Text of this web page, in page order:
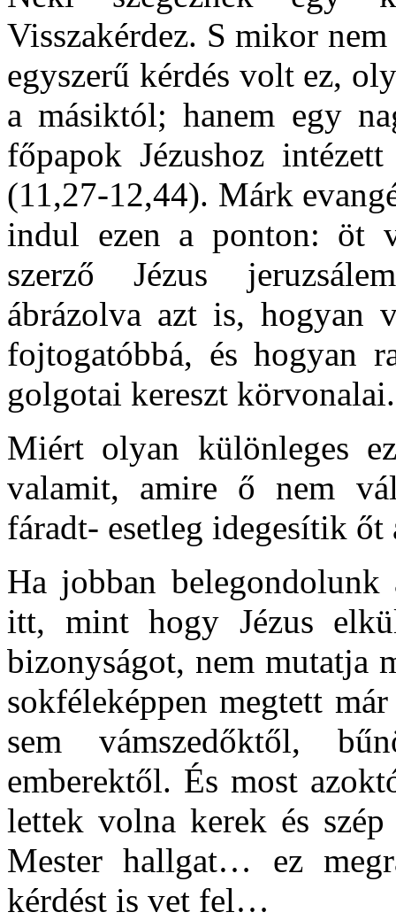
Visszakérdez. S mikor
egyszerű kérdés volt ez,
a másiktól; hanem egy
főpapok Jézushoz
(11,27-12,44). Márk
indul ezen a ponton: öt
szerző Jézus
ábrázolva azt is, hogyan
fojtogatóbbá, és hogyan
golgotai kereszt körvonalai.
Miért olyan különleges
valamit, amire ő nem
fáradt- esetleg idegesítik
Ha jobban belegondolunk
itt, mint hogy Jézus
bizonyságot, nem mutatja
sokféleképpen megtett
sem vámszedőktől,
emberektől. És most
lettek volna kerek és
Mester hallgat… ez
kérdést is vet fel…